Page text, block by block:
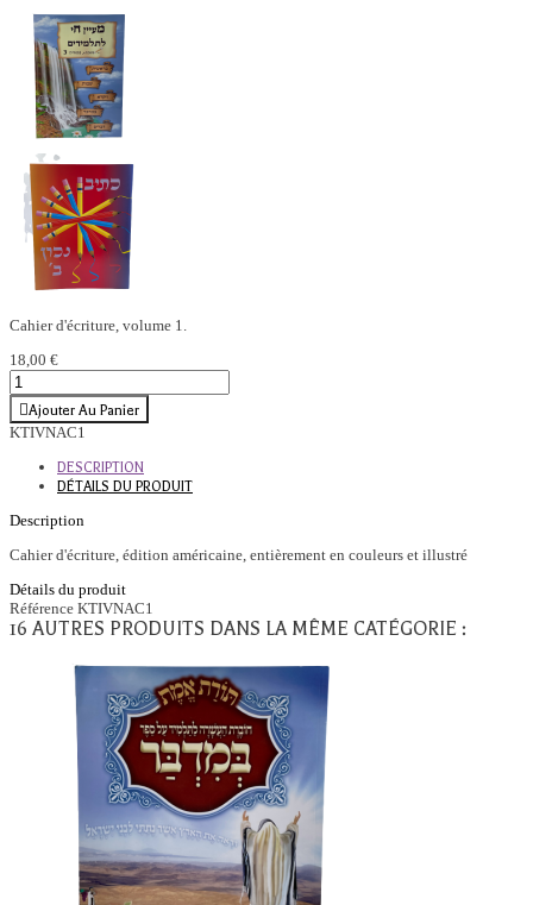
Cahier d'écriture, volume 1.
18,00 €
Ajouter Au Panier
KTIVNAC1
DESCRIPTION
DÉTAILS DU PRODUIT
Description
Cahier d'écriture, édition américaine, entièrement en couleurs et illustré
Détails du produit
Référence KTIVNAC1
16 AUTRES PRODUITS DANS LA MÊME CATÉGORIE :